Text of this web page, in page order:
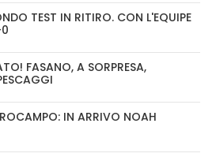
TEST IN RITIRO. CON L'EQUIPE
FASANO, A SORPRESA,
IN ARRIVO NOAH